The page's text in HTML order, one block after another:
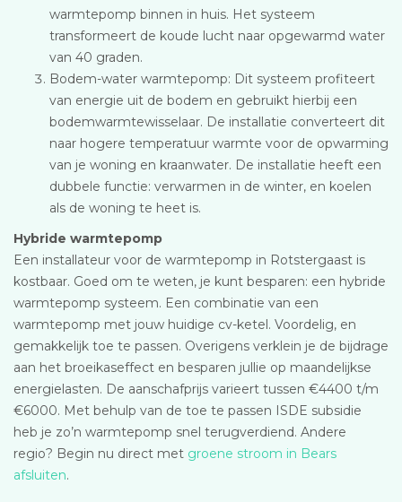
warmtepomp binnen in huis. Het systeem
transformeert de koude lucht naar opgewarmd water
van 40 graden.
Bodem-water warmtepomp: Dit systeem profiteert
van energie uit de bodem en gebruikt hierbij een
bodemwarmtewisselaar. De installatie converteert dit
naar hogere temperatuur warmte voor de opwarming
van je woning en kraanwater. De installatie heeft een
dubbele functie: verwarmen in de winter, en koelen
als de woning te heet is.
Hybride warmtepomp
Een installateur voor de warmtepomp in Rotstergaast is
kostbaar. Goed om te weten, je kunt besparen: een hybride
warmtepomp systeem. Een combinatie van een
warmtepomp met jouw huidige cv-ketel. Voordelig, en
gemakkelijk toe te passen. Overigens verklein je de bijdrage
aan het broeikaseffect en besparen jullie op maandelijkse
energielasten. De aanschafprijs varieert tussen €4400 t/m
€6000. Met behulp van de toe te passen ISDE subsidie
heb je zo’n warmtepomp snel terugverdiend. Andere
regio? Begin nu direct met groene stroom in Bears
afsluiten.